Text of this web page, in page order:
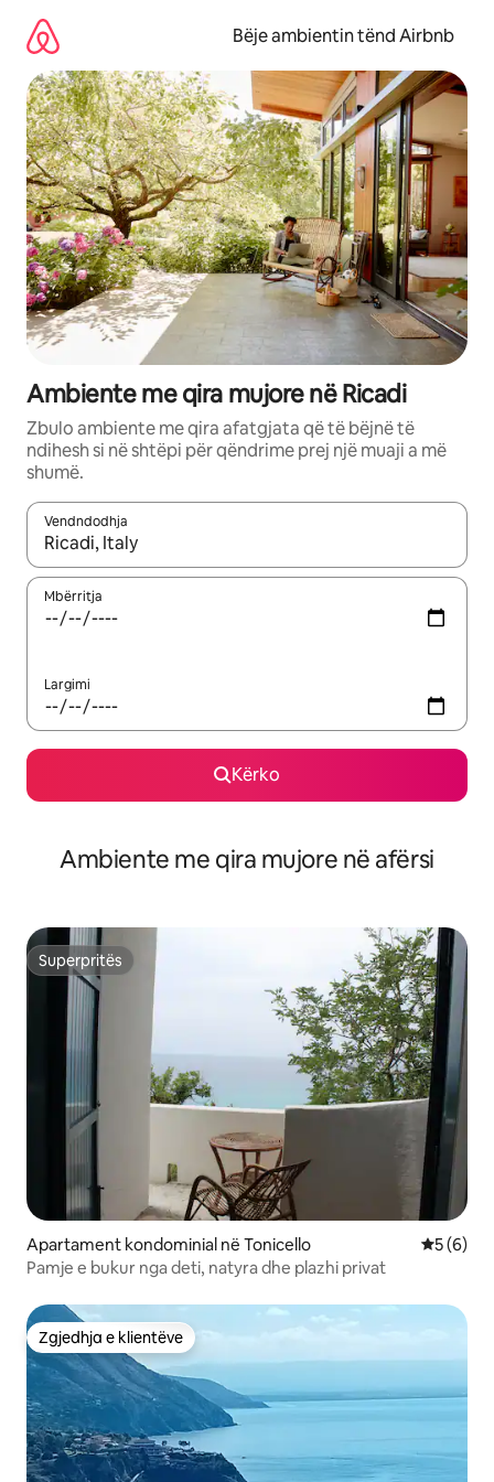
përmbajtja
Bëje ambientin tënd Airbnb
Ambiente me qira mujore në Ricadi
Zbulo ambiente me qira afatgjata që të bëjnë të
ndihesh si në shtëpi për qëndrime prej një muaji a më
shumë.
Vendndodhja
Kur rezultatet të jenë të disponueshme, lëviz me butonat e
Mbërritja
Largimi
Kërko
Ambiente me qira mujore në afërsi
Superpritës
Superpritës
Apartament kondominial në Tonicello
5 (6)
Pamje e bukur nga deti, natyra dhe plazhi privat
Zgjedhja e klientëve
Zgjedhja e klientëve